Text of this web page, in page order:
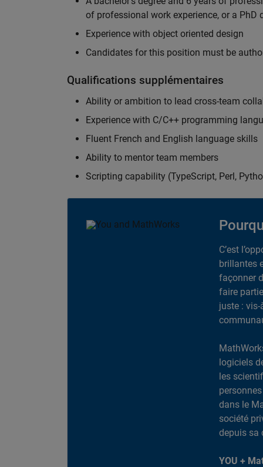
of professional work experience, or a PhD
Experience with object oriented design
Candidates for this position must be
Qualifications supplémentaires
Ability or ambition to lead cross-team
Experience with C/C++ programming
Fluent French and English language skills
Ability to mentor team members
Scripting capability (TypeScript, Perl,
C’est
brillantes
façonner
faire
juste : vis-
logiciels
les
dans le
société
depuis sa
YOU +